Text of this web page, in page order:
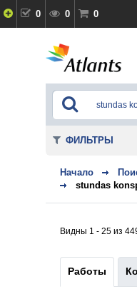
0 0 0
Начало
stundas
Видны 1 - 25 из
Работы
ФИЛЬТРЫ